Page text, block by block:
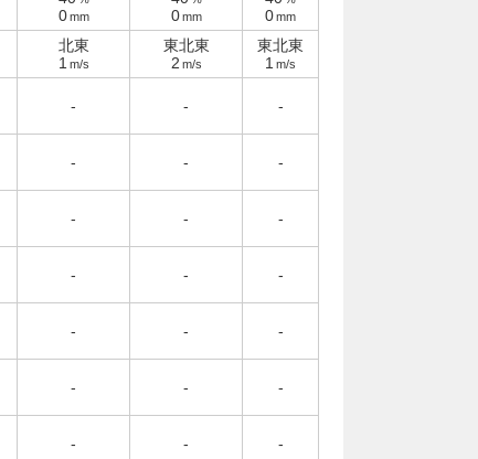
0 mm 0 mm 0mm
北東
1 m/s
東北東
2 m/s
東北東
1 m/s
- - -
- - -
- - -
- - -
- - -
- - -
- - -